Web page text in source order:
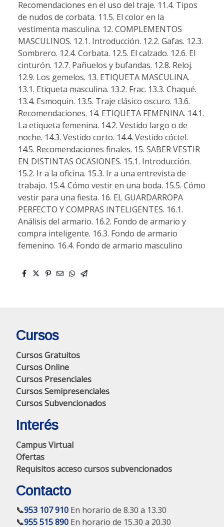
Cursos
Cursos Gratuitos
Cursos Online
Cursos Presenciales
Cursos Semipresenciales
Cursos Subvencionados
Interés
Campus Virtual
Ofertas
Requisitos acceso cursos subvencionados
Contacto
📞953 107 910 En horario de 8.30 a 13.30
📞955 515 890 En horario de 15.30 a 20.30